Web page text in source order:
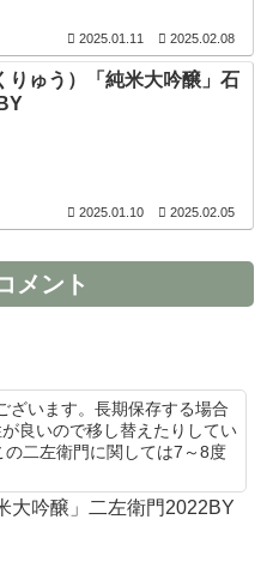
2025.01.11 2025.02.08
りゅう）「純米大吟醸」石
2025.01.10 2025.02.05
メント
ざいます。長期保存する場合
良いので移し替えたりしてい
二左衛門に関しては7～8度
大吟醸」二左衛門2022BY